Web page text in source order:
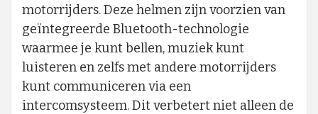
motorrijders. Deze helmen zijn voorzien van
geïntegreerde Bluetooth-technologie
waarmee je kunt bellen, muziek kunt
luisteren en zelfs met andere motorrijders
kunt communiceren via een
intercomsysteem. Dit verbetert niet alleen de